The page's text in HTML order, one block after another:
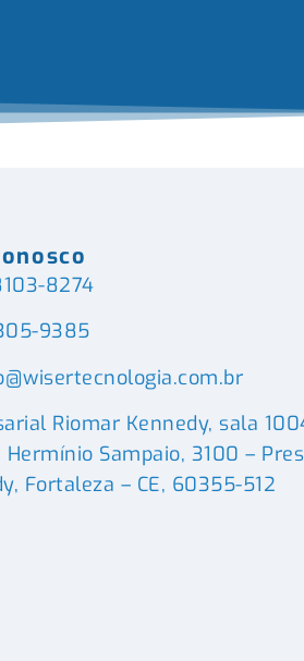
8274
9385
Riomar Kennedy, sala
Hermínio Sampaio, 3100 –
Fortaleza – CE, 60355-512